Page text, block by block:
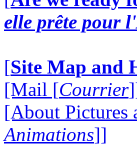
elle prête pour
[Site Map and
[Mail [Courrier
[About Pictures
Animations]]